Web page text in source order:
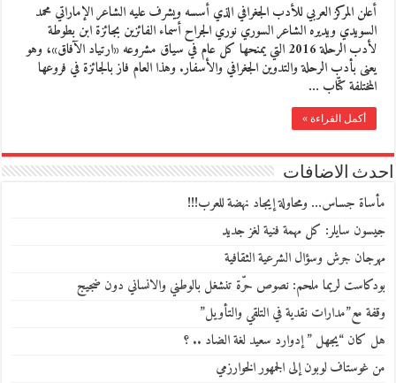
أعلن المركز العربي للأدب الجغرافي الذي أسسه ويشرف عليه الشاعر الإماراتي محمد
السويدي ويديره الشاعر السوري نوري الجراح أسماء الفائزين بجائزة ابن بطوطة
لأدب الرحلة 2016 التي يمنحها كل عام في سياق مشروعه «ارتياد الآفاق»، وهو
يعنى بأدب الرحلة والتدوين الجغرافي والأسفار. وهذا العام فاز بالجائزة في فروعها
المختلفة كتّاب …
أكمل القراءة »
احدث الاضافات
مأساة جساس… ومحاولة إيجاد نهضة للعرب!!!
جيسون سايلر: كل مهمة فنية لغز جديد
مهرجان جرش وسؤال الشرعية الثقافية
بودكاست لريما ملحم: نصوص حرّة تنشغل بالوطني والانساني دون ضجيج
وقفة مع”مدارات نقدية في التلقي والتأويل”
هل كان “يجهل ” إدوارد سعيد لغة الضاد .. ؟
من غوستاف لوبون إلى الجمهور الخوارزمي